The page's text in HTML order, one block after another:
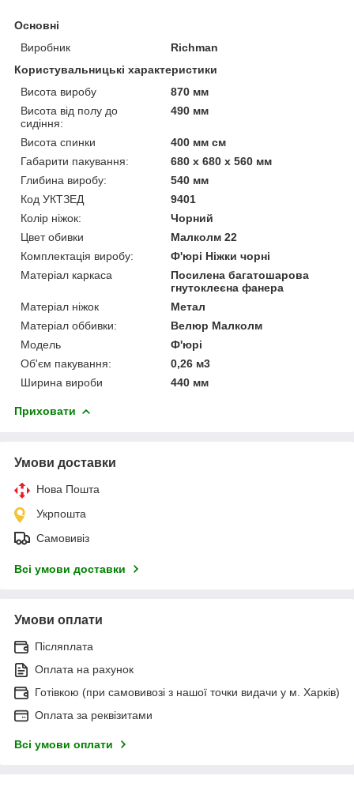
Основні
Виробник
Richman
Користувальницькі характеристики
Висота виробу
870 мм
Висота від полу до
сидіння:
490 мм
Висота спинки
400 мм см
Габарити пакування:
680 x 680 x 560 мм
Глибина виробу:
540 мм
Код УКТЗЕД
9401
Колір ніжок:
Чорний
Цвет обивки
Малколм 22
Комплектація виробу:
Ф'юрі Ніжки чорні
Матеріал каркаса
Посилена багатошарова
гнутоклеєна фанера
Матеріал ніжок
Метал
Матеріал оббивки:
Велюр Малколм
Мoдель
Ф'юрі
Об'єм пакування:
0,26 м3
Ширина вироби
440 мм
Приховати
Умови доставки
Нова Пошта
Укрпошта
Самовивіз
Всі умови доставки
Умови оплати
Післяплата
Оплата на рахунок
Готівкою (при самовивозі з нашої точки видачи у м. Харків)
Оплата за реквізитами
Всі умови оплати